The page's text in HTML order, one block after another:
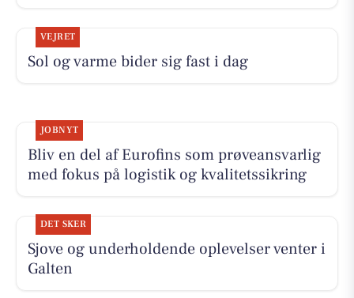
VEJRET
Sol og varme bider sig fast i dag
JOBNYT
Bliv en del af Eurofins som prøveansvarlig
med fokus på logistik og kvalitetssikring
DET SKER
Sjove og underholdende oplevelser venter i
Galten